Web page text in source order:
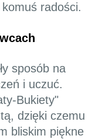
radości.
sposób na
i uczuć.
Bukiety"
dzięki czemu
bliskim piękne